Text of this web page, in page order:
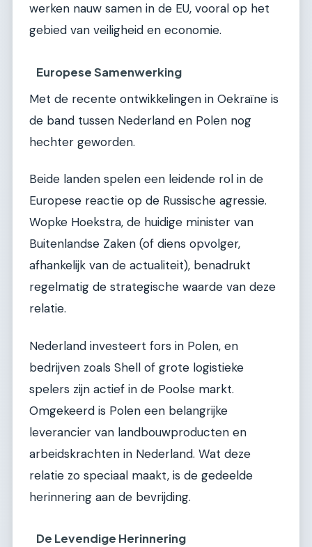
werken nauw samen in de EU, vooral op het
gebied van veiligheid en economie.
Europese Samenwerking
Met de recente ontwikkelingen in Oekraïne is
de band tussen Nederland en Polen nog
hechter geworden.
Beide landen spelen een leidende rol in de
Europese reactie op de Russische agressie.
Wopke Hoekstra, de huidige minister van
Buitenlandse Zaken (of diens opvolger,
afhankelijk van de actualiteit), benadrukt
regelmatig de strategische waarde van deze
relatie.
Nederland investeert fors in Polen, en
bedrijven zoals Shell of grote logistieke
spelers zijn actief in de Poolse markt.
Omgekeerd is Polen een belangrijke
leverancier van landbouwproducten en
arbeidskrachten in Nederland. Wat deze
relatie zo speciaal maakt, is de gedeelde
herinnering aan de bevrijding.
De Levendige Herinnering